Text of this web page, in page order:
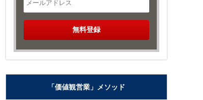
「価値観営業」メソッド